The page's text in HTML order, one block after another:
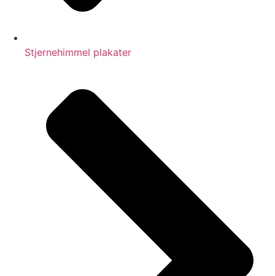
Stjernehimmel plakater